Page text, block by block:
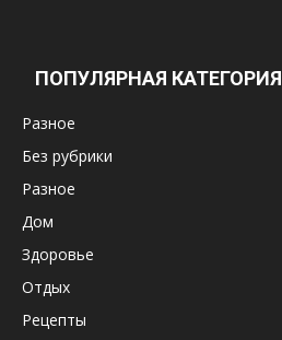
ПОПУЛЯРНАЯ КАТЕГОРИЯ
Разное
Без рубрики
Разное
Дом
Здоровье
Отдых
Рецепты